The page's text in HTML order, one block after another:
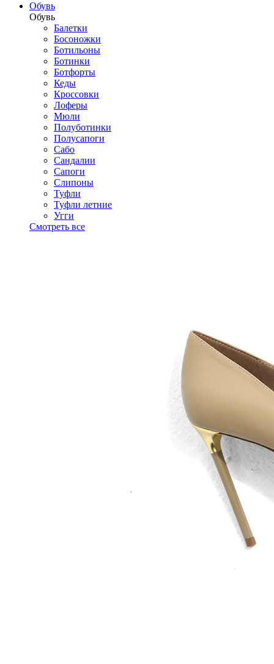
Обувь
Обувь
Балетки
Босоножки
Ботильоны
Ботинки
Ботфорты
Кеды
Кроссовки
Лоферы
Мюли
Полуботинки
Полусапоги
Сабо
Сандалии
Сапоги
Слипоны
Туфли
Туфли летние
Угги
Смотреть все